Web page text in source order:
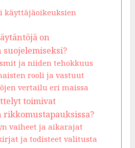
käyttäjäoikeuksien
on
ja niiden tehokkuus
rooli ja vastuut
vertailu eri maissa
toimivat
vaiheet ja aikarajat
ja todisteet valitusta